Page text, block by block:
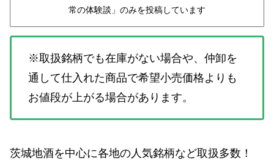
常の体験談」のみを投稿しています
※取扱銘柄でも在庫がない場合や、仲卸を
通して仕入れた商品で希望小売価格よりも
お値段が上がる場合があります。
茨城地酒を中心に各地の人気銘柄など取扱多数！